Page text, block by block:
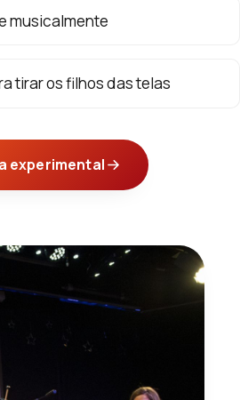
musicalmente
tirar os filhos das telas
experimental